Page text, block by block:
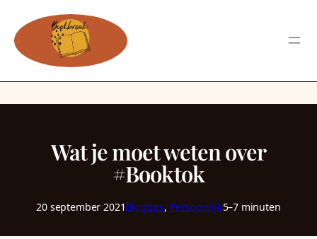
Wat je moet weten over
#Booktok
20 september 2021Blogtips, Persoonlijk5–7 minuten